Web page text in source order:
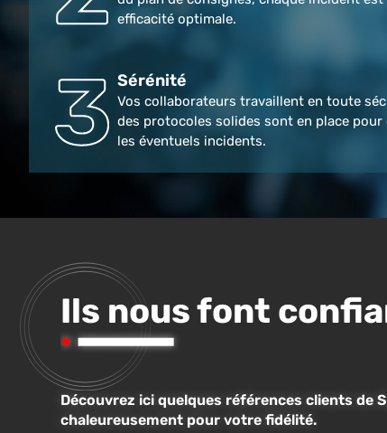
efficacité optimale.
Sérénité
Vos collaborateurs travaillent en toute
des protocoles solides sont en place pour
les éventuels incidents.
Ils nous font
Découvrez ici quelques références clients de
chaleureusement pour votre fidélité.